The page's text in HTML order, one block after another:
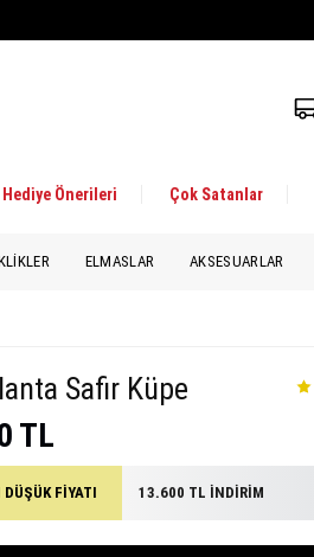
Hediye Önerileri Çok Satanlar
ELMASLAR AKSESUARLAR
Safir Küpe
TL
FİYATI 13.600 TL İNDİRİM